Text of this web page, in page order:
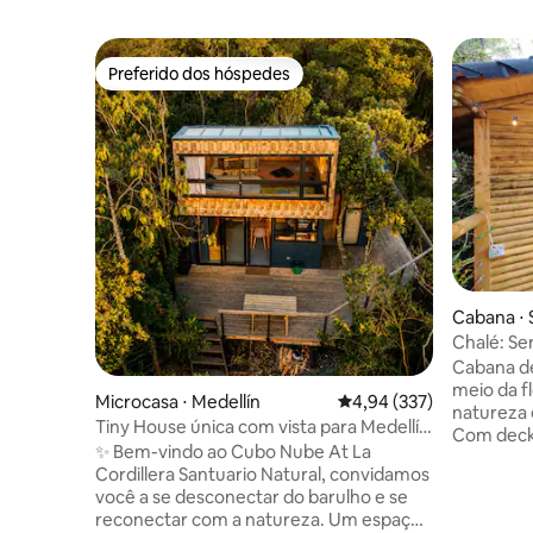
Preferido dos hóspedes
Preferido dos hóspedes
Microcasa ⋅ Medellín 4,94 de uma avaliação
4,94 (337)
Tiny House única com vista para Medellín
+ nascer do sol
✨ Bem-vindo ao Cubo Nube At La
Cordillera Santuario Natural, convidamos
você a se desconectar do barulho e se
reconectar com a natureza. Um espaço
Cabana ⋅
Chalé:
Cabana
meio da
natureza
Com